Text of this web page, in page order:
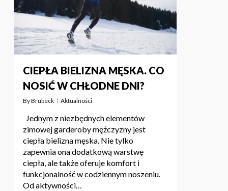
CIEPŁA BIELIZNA MĘSKA. CO
NOSIĆ W CHŁODNE DNI?
ByBrubeck Aktualności
Jednym z niezbędnych elementów
zimowej garderoby mężczyzny jest
ciepła bielizna męska. Nie tylko
zapewnia ona dodatkową warstwę
ciepła, ale także oferuje komfort i
funkcjonalność w codziennym noszeniu.
Od aktywności…